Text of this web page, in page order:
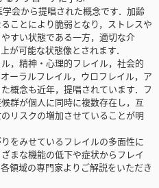
会から提唱された概念です．加齢
ことにより脆弱となり，ストレスや
すい状態である一方，適切な介
が可能な状態像とされます．
，精神・心理的フレイル，社会的
ーラルフレイル，ウロフレイル，ア
概念も近年，提唱されています．フ
群が個人に同時に複数存在し，互
リスクの増加させていることが明
をみせているフレイルの多面性に
まな機能の低下や症状からフレイ
領域の専門家よりご解説をいただき